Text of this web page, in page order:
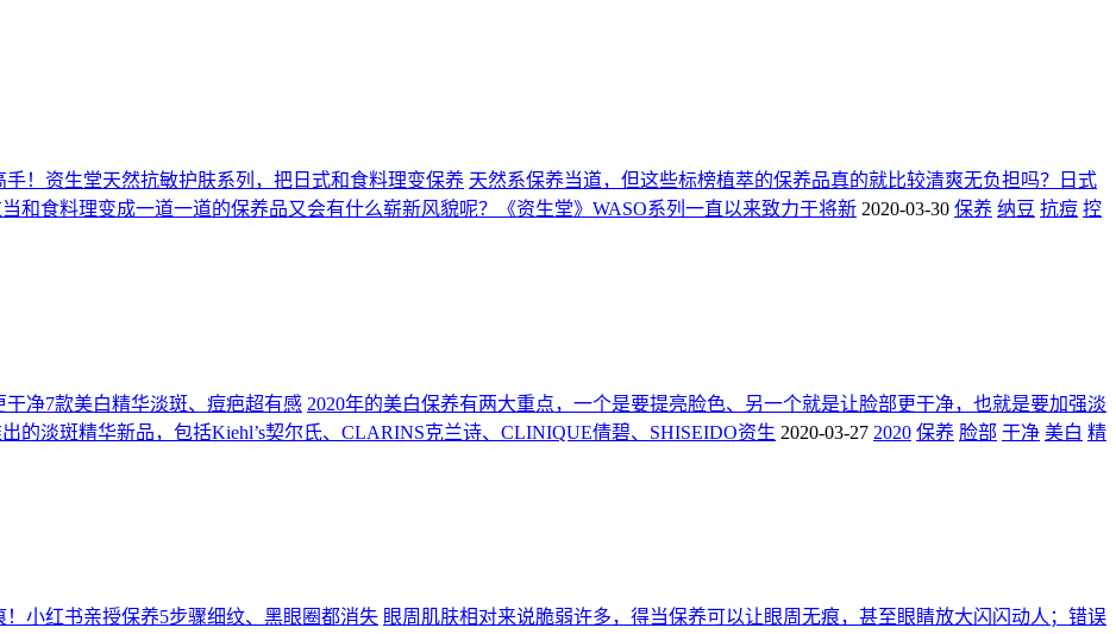
！资生堂天然抗敏护肤系列，把日式和食料理变保养 天然系保养当道，但这些标榜植萃的保养品真的就比较清爽无负担吗？日式
和食料理变成一道一道的保养品又会有什么崭新风貌呢？《资生堂》WASO系列一直以来致力于将新 2020-03-30 保养 纳豆 抗痘 控
干净7款美白精华淡斑、痘疤超有感 2020年的美白保养有两大重点，一个是要提亮脸色、另一个就是让脸部更干净，也就是要加强淡
的淡斑精华新品，包括Kiehl’s契尔氏、CLARINS克兰诗、CLINIQUE倩碧、SHISEIDO资生 2020-03-27 2020 保养 脸部 干净 美白 精
！小红书亲授保养5步骤细纹、黑眼圈都消失 眼周肌肤相对来说脆弱许多，得当保养可以让眼周无痕，甚至眼睛放大闪闪动人；错误